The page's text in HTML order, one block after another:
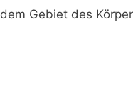
Gebiet des